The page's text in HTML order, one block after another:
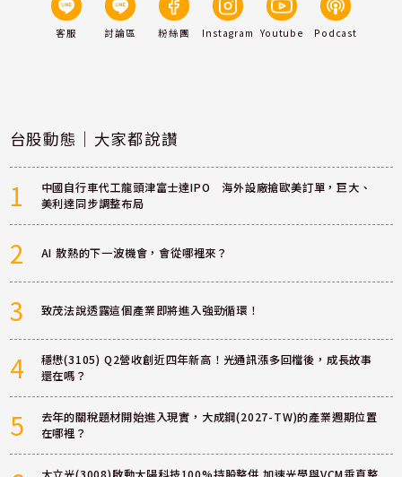
客服 討論區 粉絲團 Instagram Youtube Podcast
台股動態｜大家都說讚
1
中國自行車代工龍頭津富士達IPO 海外設廠搶歐美訂單，巨大、
美利達同步調整布局
2 AI 散熱的下一波機會，會從哪裡來？
3 致茂法說透露這個產業即將進入強勁循環！
4
穩懋(3105) Q2營收創近四年新高！光通訊漲多回檔後，成長故事
還在嗎？
5
去年的關稅題材開始進入現實，大成鋼(2027-TW)的產業週期位置
在哪裡？